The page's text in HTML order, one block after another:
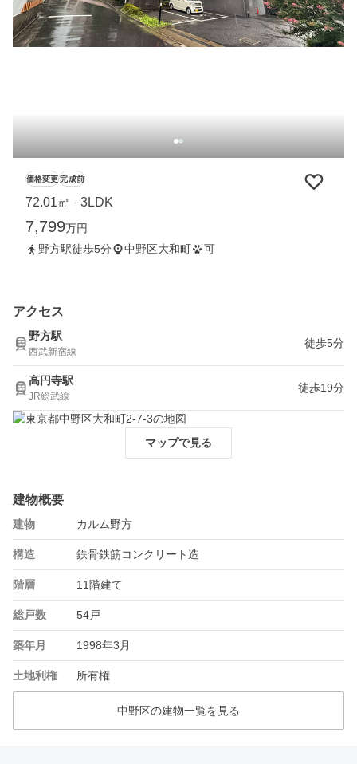
価格変更 完成前
72.01㎡ ・ 3LDK
7,799万円
野方駅徒歩5分
中野区大和町 可
アクセス
野方駅
西武新宿線
徒歩5分
高円寺駅
JR総武線
徒歩19分
マップで見る
建物概要
建物 カルム野方
構造 鉄骨鉄筋コンクリート造
階層 11階建て
総戸数 54戸
築年月 1998年3月
土地利権 所有権
中野区の建物一覧を見る